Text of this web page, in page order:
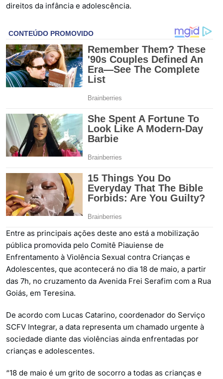
direitos da infância e adolescência.
Entre as principais ações deste ano está a mobilização
pública promovida pelo Comitê Piauiense de
Enfrentamento à Violência Sexual contra Crianças e
Adolescentes, que acontecerá no dia 18 de maio, a partir
das 7h, no cruzamento da Avenida Frei Serafim com a Rua
Goiás, em Teresina.
De acordo com Lucas Catarino, coordenador do Serviço
SCFV Integrar, a data representa um chamado urgente à
sociedade diante das violências ainda enfrentadas por
crianças e adolescentes.
“18 de maio é um grito de socorro a todas as crianças e